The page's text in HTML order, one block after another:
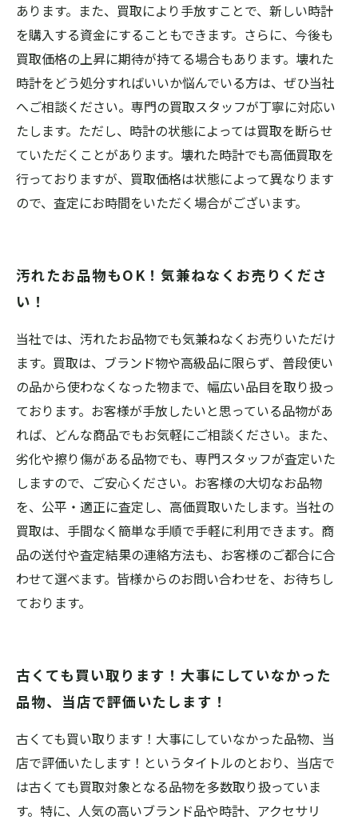
あります。また、買取により手放すことで、新しい時計
を購入する資金にすることもできます。さらに、今後も
買取価格の上昇に期待が持てる場合もあります。壊れた
時計をどう処分すればいいか悩んでいる方は、ぜひ当社
へご相談ください。専門の買取スタッフが丁寧に対応い
たします。ただし、時計の状態によっては買取を断らせ
ていただくことがあります。壊れた時計でも高価買取を
行っておりますが、買取価格は状態によって異なります
ので、査定にお時間をいただく場合がございます。
汚れたお品物もOK！気兼ねなくお売りくださ
い！
当社では、汚れたお品物でも気兼ねなくお売りいただけ
ます。買取は、ブランド物や高級品に限らず、普段使い
の品から使わなくなった物まで、幅広い品目を取り扱っ
ております。お客様が手放したいと思っている品物があ
れば、どんな商品でもお気軽にご相談ください。また、
劣化や擦り傷がある品物でも、専門スタッフが査定いた
しますので、ご安心ください。お客様の大切なお品物
を、公平・適正に査定し、高価買取いたします。当社の
買取は、手間なく簡単な手順で手軽に利用できます。商
品の送付や査定結果の連絡方法も、お客様のご都合に合
わせて選べます。皆様からのお問い合わせを、お待ちし
ております。
古くても買い取ります！大事にしていなかった
品物、当店で評価いたします！
古くても買い取ります！大事にしていなかった品物、当
店で評価いたします！というタイトルのとおり、当店で
は古くても買取対象となる品物を多数取り扱っていま
す。特に、人気の高いブランド品や時計、アクセサリ